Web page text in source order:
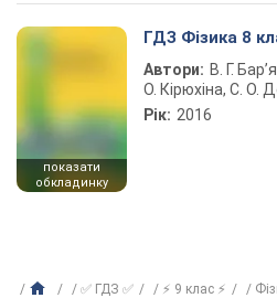
показати
обкладинку
ГДЗ Фізика 8
Автори: В. Г.
О. Кірюхіна, С. О.
Рік: 2016
✅ ГДЗ ✅ ⚡ 9 клас ⚡